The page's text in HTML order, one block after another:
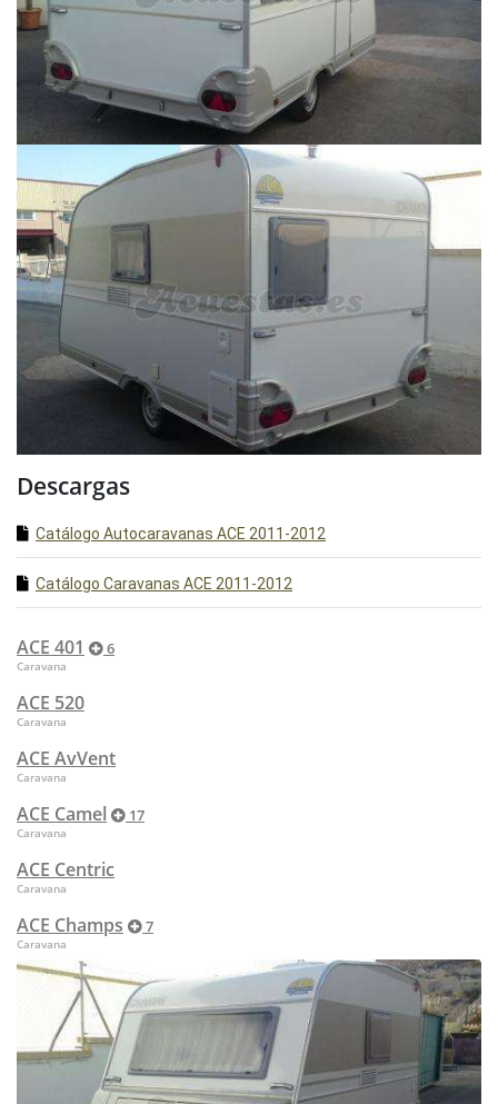
Descargas
Catálogo Autocaravanas ACE 2011-2012
Catálogo Caravanas ACE 2011-2012
ACE 401 6
Caravana
ACE 520
Caravana
ACE AvVent
Caravana
ACE Camel 17
Caravana
ACE Centric
Caravana
ACE Champs 7
Caravana